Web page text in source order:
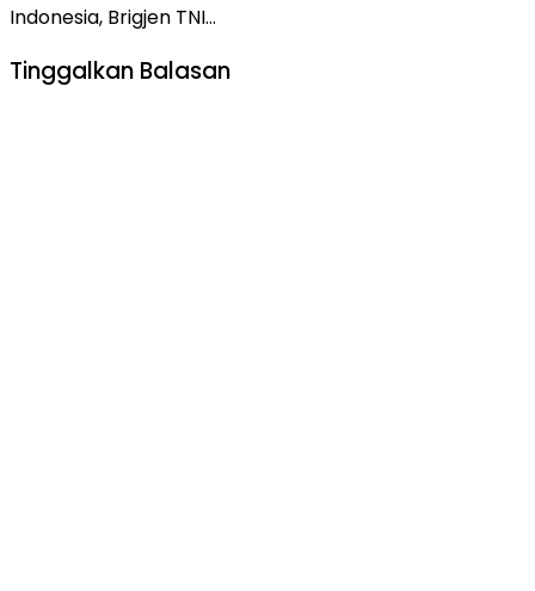
Indonesia, Brigjen TNI…
Tinggalkan Balasan